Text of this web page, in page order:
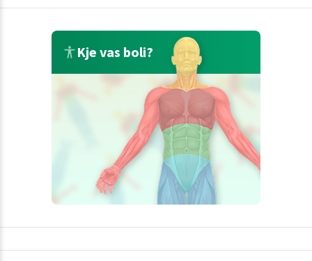
Kje vas boli?